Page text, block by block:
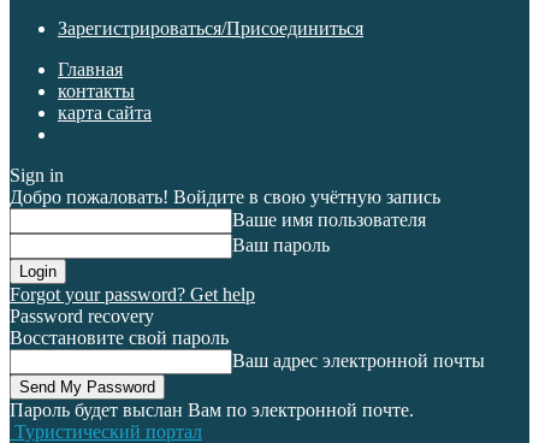
Зарегистрироваться/Присоединиться
Главная
контакты
карта сайта
Sign in
Добро пожаловать! Войдите в свою учётную запись
Ваше имя пользователя
Ваш пароль
Forgot your password? Get help
Password recovery
Восстановите свой пароль
Ваш адрес электронной почты
Пароль будет выслан Вам по электронной почте.
Туристический портал